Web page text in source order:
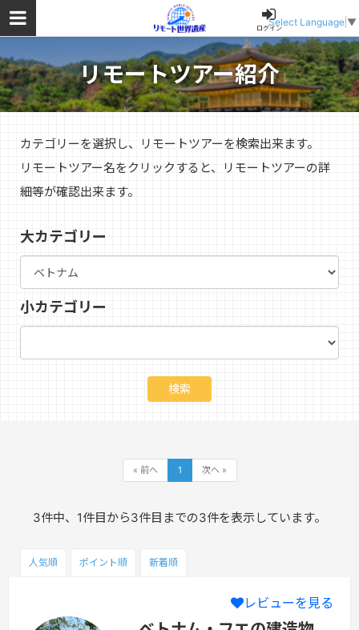
Select Language ▼
ログイン
リモートツアー紹介
カテゴリーを選択し、リモートツアーを検索出来ます。
リモートツアー名をクリックすると、リモートツアーの詳
細等が確認出来ます。
大カテゴリー
小カテゴリー
« 前へ 1 次へ »
3件中、1件目から3件目までの3件を表示しています。
人気順 ポイント順 新着順
レビューを見る